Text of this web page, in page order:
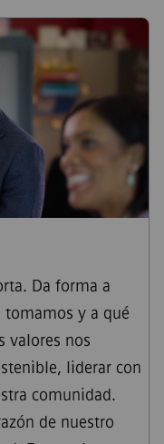
Da forma a
tomamos y a qué
valores nos
liderar con
comunidad.
de nuestro